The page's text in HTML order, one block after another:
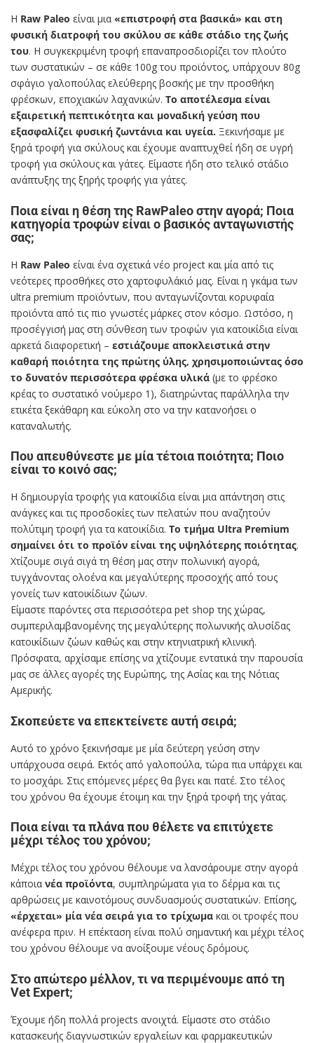
Η Raw Paleo είναι μια «επιστροφή στα βασικά» και στη
φυσική διατροφή του σκύλου σε κάθε στάδιο της ζωής
του. Η συγκεκριμένη τροφή επαναπροσδιορίζει τον πλούτο
των συστατικών – σε κάθε 100g του προϊόντος, υπάρχουν 80g
σφάγιο γαλοπούλας ελεύθερης βοσκής με την προσθήκη
φρέσκων, εποχιακών λαχανικών. Το αποτέλεσμα είναι
εξαιρετική πεπτικότητα και μοναδική γεύση που
εξασφαλίζει φυσική ζωντάνια και υγεία. Ξεκινήσαμε με
ξηρά τροφή για σκύλους και έχουμε αναπτυχθεί ήδη σε υγρή
τροφή για σκύλους και γάτες. Είμαστε ήδη στο τελικό στάδιο
ανάπτυξης της ξηρής τροφής για γάτες.
Ποια είναι η θέση της RawPaleo στην αγορά; Ποια
κατηγορία τροφών είναι ο βασικός ανταγωνιστής
σας;
Η Raw Paleo είναι ένα σχετικά νέο project και μία από τις
νεότερες προσθήκες στο χαρτοφυλάκιό μας. Είναι η γκάμα των
ultra premium προϊόντων, που ανταγωνίζονται κορυφαία
προϊόντα από τις πιο γνωστές μάρκες στον κόσμο. Ωστόσο, η
προσέγγισή μας στη σύνθεση των τροφών για κατοικίδια είναι
αρκετά διαφορετική – εστιάζουμε αποκλειστικά στην
καθαρή ποιότητα της πρώτης ύλης, χρησιμοποιώντας όσο
το δυνατόν περισσότερα φρέσκα υλικά (με το φρέσκο
κρέας το συστατικό νούμερο 1), διατηρώντας παράλληλα την
ετικέτα ξεκάθαρη και εύκολη στο να την κατανοήσει ο
καταναλωτής.
Που απευθύνεστε με μία τέτοια ποιότητα; Ποιο
είναι το κοινό σας;
Η δημιουργία τροφής για κατοικίδια είναι μια απάντηση στις
ανάγκες και τις προσδοκίες των πελατών που αναζητούν
πολύτιμη τροφή για τα κατοικίδια. Το τμήμα Ultra Premium
σημαίνει ότι το προϊόν είναι της υψηλότερης ποιότητας.
Χτίζουμε σιγά σιγά τη θέση μας στην πολωνική αγορά,
τυγχάνοντας ολοένα και μεγαλύτερης προσοχής από τους
γονείς των κατοικίδιων ζώων.
Είμαστε παρόντες στα περισσότερα pet shop της χώρας,
συμπεριλαμβανομένης της μεγαλύτερης πολωνικής αλυσίδας
κατοικίδιων ζώων καθώς και στην κτηνιατρική κλινική.
Πρόσφατα, αρχίσαμε επίσης να χτίζουμε εντατικά την παρουσία
μας σε άλλες αγορές της Ευρώπης, της Ασίας και της Νότιας
Αμερικής.
Σκοπεύετε να επεκτείνετε αυτή σειρά;
Αυτό το χρόνο ξεκινήσαμε με μία δεύτερη γεύση στην
υπάρχουσα σειρά. Εκτός από γαλοπούλα, τώρα πια υπάρχει και
το μοσχάρι. Στις επόμενες μέρες θα βγει και πατέ. Στο τέλος
του χρόνου θα έχουμε έτοιμη και την ξηρά τροφή της γάτας.
Ποια είναι τα πλάνα που θέλετε να επιτύχετε
μέχρι τέλος του χρόνου;
Μέχρι τέλος του χρόνου θέλουμε να λανσάρουμε στην αγορά
κάποια νέα προϊόντα, συμπληρώματα για το δέρμα και τις
αρθρώσεις με καινοτόμους συνδυασμούς συστατικών. Επίσης,
«έρχεται» μία νέα σειρά για το τρίχωμα και οι τροφές που
ανέφερα πριν. Η επέκταση είναι πολύ σημαντική και μέχρι τέλος
του χρόνου θέλουμε να ανοίξουμε νέους δρόμους.
Στο απώτερο μέλλον, τι να περιμένουμε από τη
Vet Expert;
Έχουμε ήδη πολλά projects ανοιχτά. Είμαστε στο στάδιο
κατασκευής διαγνωστικών εργαλείων και φαρμακευτικών